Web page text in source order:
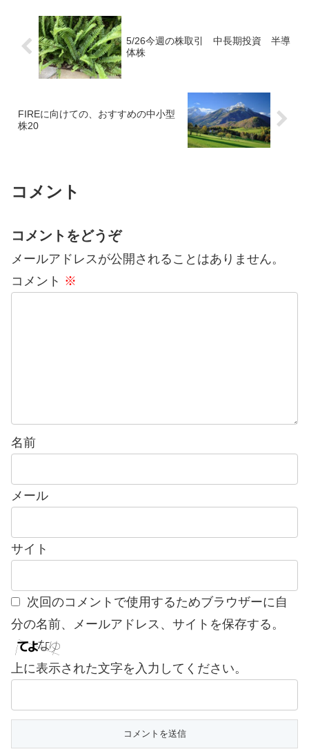
5/26今週の株取引 中長期投資 半導
体株
FIREに向けての、おすすめの中小型
株20
コメント
コメントをどうぞ
メールアドレスが公開されることはありません。
コメント ※
名前
メール
サイト
次回のコメントで使用するためブラウザーに自
分の名前、メールアドレス、サイトを保存する。
上に表示された文字を入力してください。